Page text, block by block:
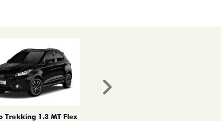
Trekking 1.3 MT Flex
Próximo